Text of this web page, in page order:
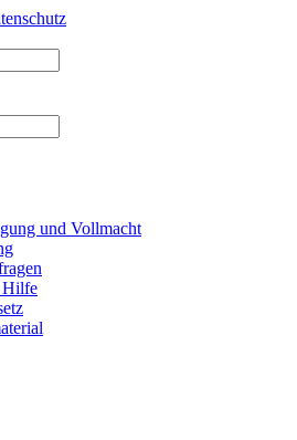
und Vollmacht
Hilfe